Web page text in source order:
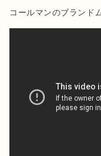
コールマンのブランド